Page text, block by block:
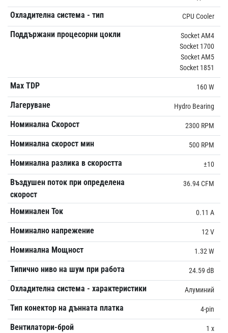
Охладителна система - тип CPU Cooler
Поддържани процесорни цокли
Socket AM4
Socket 1700
Socket AM5
Socket 1851
Max TDP 160 W
Лагеруване Hydro Bearing
Номинална Скорост 2300 RPM
Номинална скорост мин 500 RPM
Номинална разлика в скоростта ±10
Въздушен поток при определена
скорост
36.94 CFM
Номинален Ток 0.11 A
Номинално напрежение 12 V
Номинална Мощност 1.32 W
Типично ниво на шум при работа 24.59 dB
Охладителна система - характеристики Алуминий
Тип конектор на дънната платка 4-pin
Вентилатори-брой
1 x